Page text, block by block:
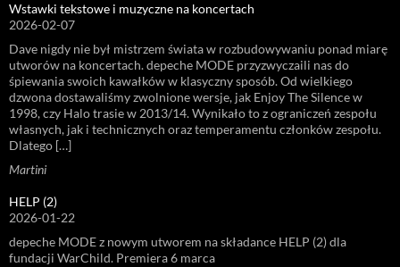
Wstawki tekstowe i muzyczne na koncertach
2026-02-07
Dave nigdy nie był mistrzem świata w rozbudowywaniu ponad miarę
utworów na koncertach. depeche MODE przyzwyczaili nas do
śpiewania swoich kawałków w klasyczny sposób. Od wielkiego
dzwona dostawaliśmy zwolnione wersje, jak Enjoy The Silence w
1998, czy Halo trasie w 2013/14. Wynikało to z ograniczeń zespołu
własnych, jak i technicznych oraz temperamentu członków zespołu.
Dlatego […]
Martini
HELP (2)
2026-01-22
depeche MODE z nowym utworem na składance HELP (2) dla
fundacji WarChild. Premiera 6 marca